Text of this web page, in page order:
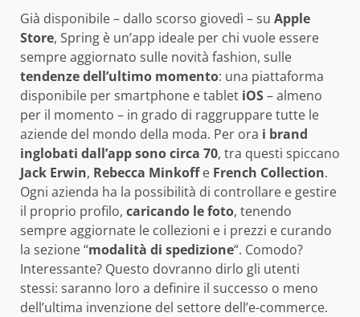
Già disponibile – dallo scorso giovedì – su Apple
Store, Spring è un’app ideale per chi vuole essere
sempre aggiornato sulle novità fashion, sulle
tendenze dell’ultimo momento: una piattaforma
disponibile per smartphone e tablet iOS– almeno
per il momento – in grado di raggruppare tutte le
aziende del mondo della moda. Per ora i brand
inglobati dall’app sono circa 70, tra questi spiccano
Jack Erwin, Rebecca Minkoffe French Collection.
Ogni azienda ha la possibilità di controllare e gestire
il proprio profilo, caricando le foto, tenendo
sempre aggiornate le collezioni e i prezzi e curando
la sezione “modalità di spedizione“. Comodo?
Interessante? Questo dovranno dirlo gli utenti
stessi: saranno loro a definire il successo o meno
dell’ultima invenzione del settore dell’e-commerce.